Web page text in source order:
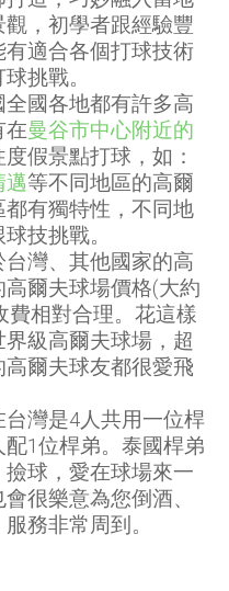
，初學者跟經驗豐
適合各個打球技術
挑戰。
全國各地都有許多高
在曼谷市中心附近的
度假景點打球，如：
邁等不同地區的高爾
有獨特性，不同地
技挑戰。
台灣、其他國家的高
爾夫球場價格(大約
費相對合理。花這樣
級高爾夫球場，超
爾夫球友都很愛飛
台灣是4人共用一位桿
1位桿弟。泰國桿弟
球，愛在球場來一
很樂意為您倒酒、
務非常周到。